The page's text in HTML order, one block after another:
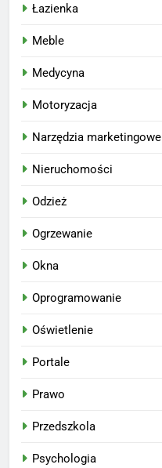
Łazienka
Meble
Medycyna
Motoryzacja
Narzędzia marketingowe
Nieruchomości
Odzież
Ogrzewanie
Okna
Oprogramowanie
Oświetlenie
Portale
Prawo
Przedszkola
Psychologia